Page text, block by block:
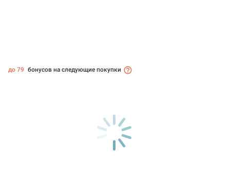
до 79 бонусов на следующие покупки